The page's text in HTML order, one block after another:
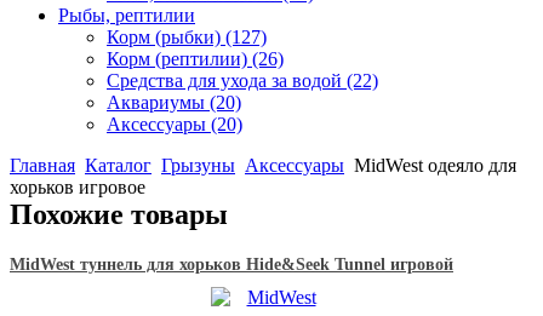
Рыбы, рептилии
Корм (рыбки) (127)
Корм (рептилии) (26)
Средства для ухода за водой (22)
Аквариумы (20)
Аксессуары (20)
Главная Каталог Грызуны Аксессуары MidWest одеяло для
хорьков игровое
Похожие товары
MidWest туннель для хорьков Hide&Seek Tunnel игровой